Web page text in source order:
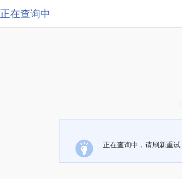
正在查询中
正在查询中，请刷新重试